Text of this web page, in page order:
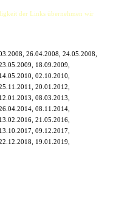
der Links übernehmen wir
26.04.2008, 24.05.2008,
18.09.2009,
02.10.2010,
20.01.2012,
08.03.2013,
08.11.2014,
21.05.2016,
09.12.2017,
19.01.2019,